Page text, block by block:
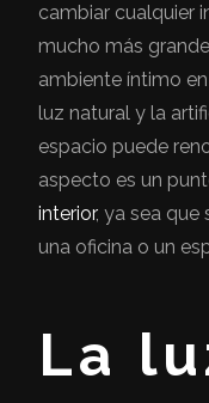
cambiar cualquier
mucho más
ambiente íntimo
luz natural y la
espacio puede
aspecto es un
interior, ya sea que
una oficina o un
La